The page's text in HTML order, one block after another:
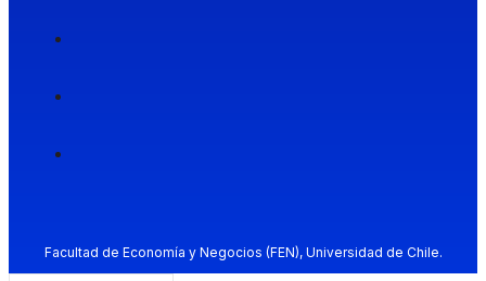
Facultad de Economía y Negocios (FEN), Universidad de Chile.